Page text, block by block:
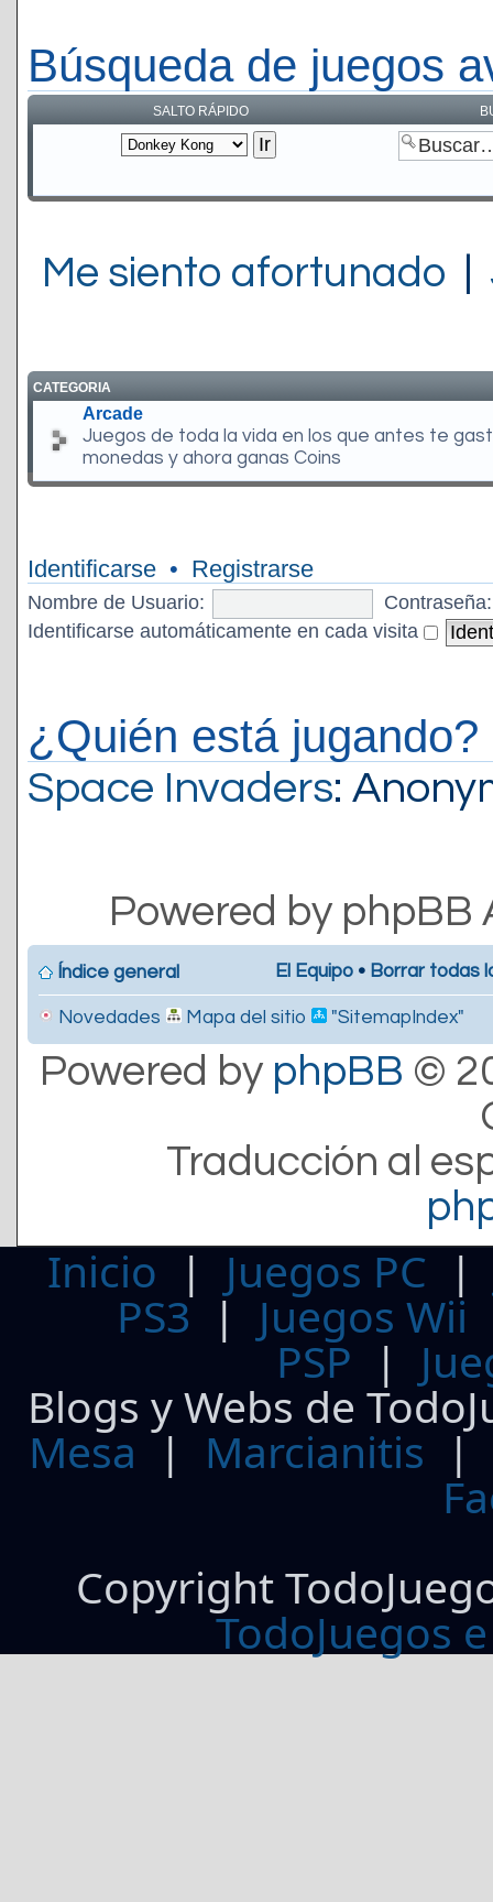
Búsqueda de juegos
SALTO RÁPIDO
Me siento afortunado
CATEGORIA
Arcade
Juegos de toda la vida en los que antes te
monedas y ahora ganas Coins
Identificarse • Registrarse
Nombre de Usuario:
Contraseña:
Identificarse automáticamente en cada visita
¿Quién está jugando?
Space Invaders:
Powered by
Índice general El Equipo • Borrar todas
Novedades Mapa del sitio "SitemapIndex"
Powered by phpBB ©
Traducción al
Inicio | Juegos PC
PS3| Juegos Wii
PSP |
Blogs y Webs de
Mesa | Marcianitis |
Copyright
TodoJuegos